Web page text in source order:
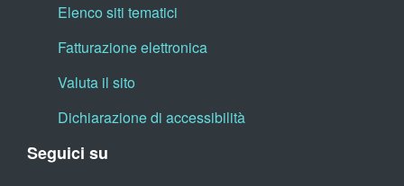
Elenco siti tematici
Fatturazione elettronica
Valuta il sito
Dichiarazione di accessibilità
Seguici su